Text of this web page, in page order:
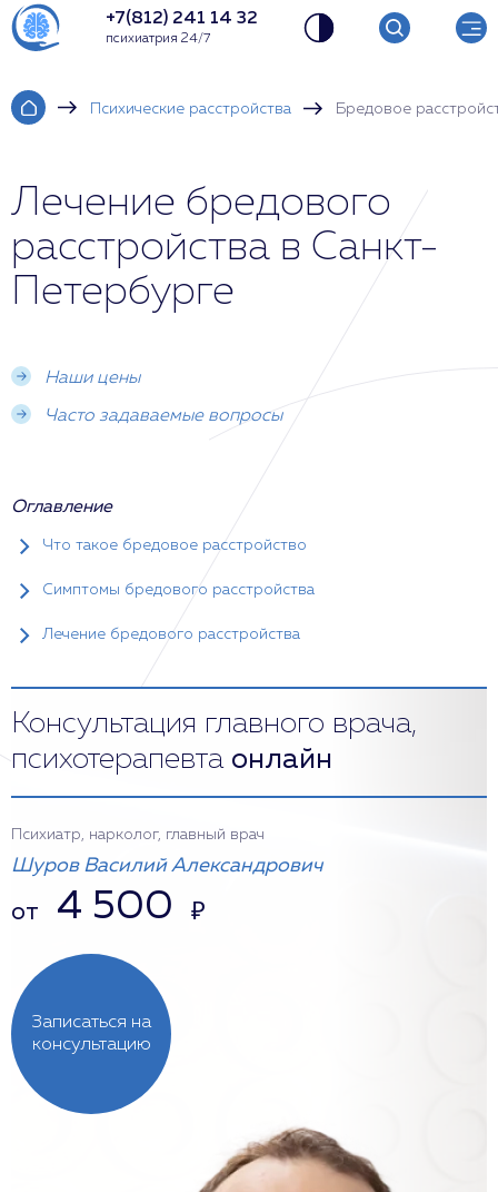
+7(812) 241 14 32
психиатрия 24/7
Психические расстройства Бредовое
Лечение бредового
расстройства в Санкт-
Петербурге
Наши цены
Часто задаваемые вопросы
Оглавление
Что такое бредовое расстройство
Симптомы бредового расстройства
Лечение бредового расстройства
Консультация главного врача,
психотерапевта онлайн
Записаться на
консультацию
Психиатр, нарколог, главный врач
Шуров Василий Александрович
от 4 500 ₽